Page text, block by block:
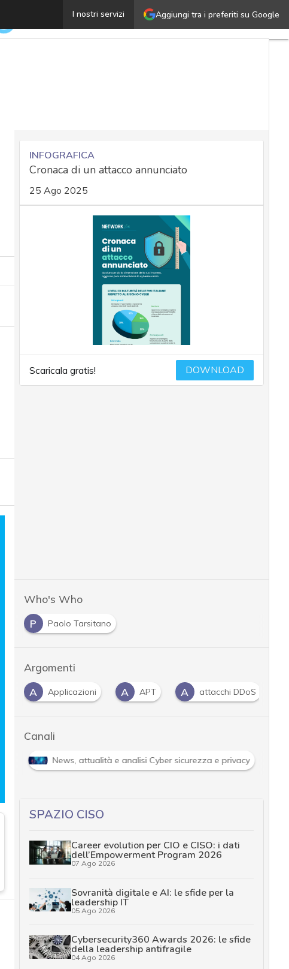
Aggiungi tra i preferiti su Google
I nostri servizi
Aggiornamenti Microsoft aprile 2023: corretta una
INFOGRAFICA
Cronaca di un attacco annunciato
25 Ago 2025
Scaricala gratis! DOWNLOAD
Who's Who
P
Paolo Tarsitano
Argomenti
A Applicazioni A APT A attacchi DDoS
Canali
News, attualità e analisi Cyber sicurezza e privacy
SPAZIO CISO
Career evolution per CIO e CISO: i dati
dell’Empowerment Program 2026
07 Ago 2026
Sovranità digitale e AI: le sfide per la
leadership IT
05 Ago 2026
Cybersecurity360 Awards 2026: le sfide
della leadership antifragile
04 Ago 2026